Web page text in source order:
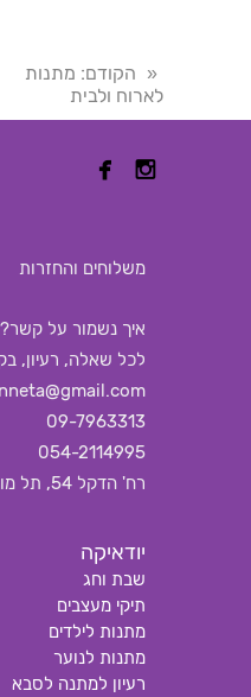
« הקודם: מתנות
לארוח ולבית
 
משלוחים והחזרות
איך נשמור על קשר?
לכל שאלה, רעיון,
09-7963313
054-2114995
רח' הדקל 54, תל מונד
יודאיקה
שבת וחג
תיקי מעצבים
מתנות לילדים
מתנות לנוער
רעיון למתנה לסבא